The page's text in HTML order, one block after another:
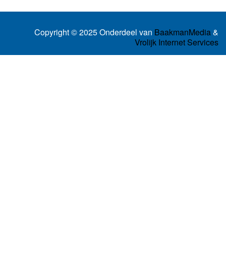
Copyright © 2025 Onderdeel van BaakmanMedia&
Vrolijk Internet Services